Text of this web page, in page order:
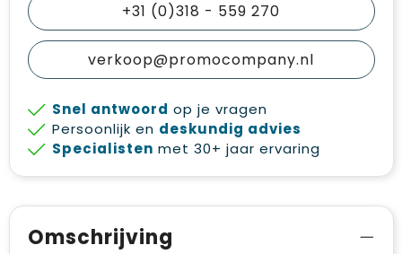
+31 (0)318 - 559 270
verkoop@promocompany.nl
Snel antwoord op je vragen
Persoonlijk en deskundig advies
Specialisten met 30+ jaar ervaring
Omschrijving